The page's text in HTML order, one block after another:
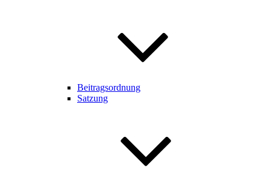
Beitragsordnung
Satzung